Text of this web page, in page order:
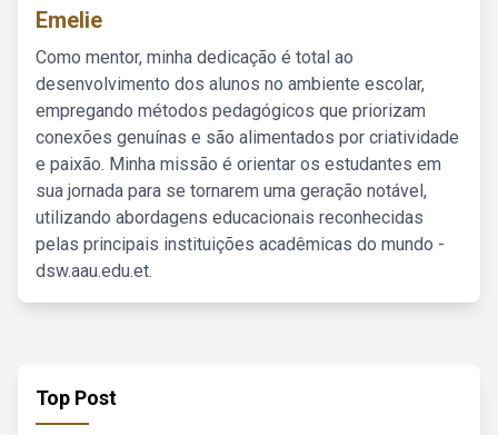
Emelie
Como mentor, minha dedicação é total ao
desenvolvimento dos alunos no ambiente escolar,
empregando métodos pedagógicos que priorizam
conexões genuínas e são alimentados por criatividade
e paixão. Minha missão é orientar os estudantes em
sua jornada para se tornarem uma geração notável,
utilizando abordagens educacionais reconhecidas
pelas principais instituições acadêmicas do mundo -
dsw.aau.edu.et.
Top Post